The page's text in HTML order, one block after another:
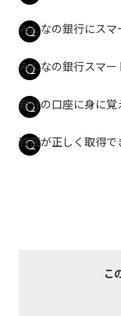
みんなの銀行にスマ
みんなの銀行スマー
自分の口座に身に覚
残高が正しく取得で
こ